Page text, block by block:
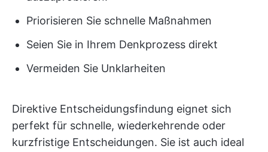
Priorisieren Sie schnelle Maßnahmen
Seien Sie in Ihrem Denkprozess direkt
Vermeiden Sie Unklarheiten
Direktive Entscheidungsfindung eignet sich
perfekt für schnelle, wiederkehrende oder
kurzfristige Entscheidungen. Sie ist auch ideal